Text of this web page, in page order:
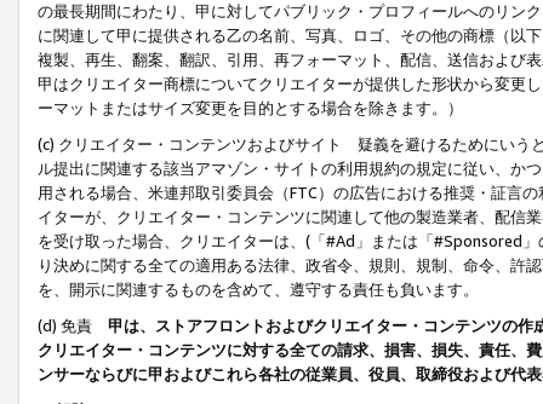
の最長期間にわたり、甲に対してパブリック・プロフィールへのリン
に関連して甲に提供される乙の名前、写真、ロゴ、その他の商標（以
複製、再生、翻案、翻訳、引用、再フォーマット、配信、送信および
甲はクリエイター商標についてクリエイターが提供した形状から変更
ーマットまたはサイズ変更を目的とする場合を除きます。）
(c) クリエイター・コンテンツおよびサイト 疑義を避けるためにいう
ル提出に関連する該当アマゾン・サイトの利用規約の規定に従い、か
用される場合、米連邦取引委員会（FTC）の広告における推奨・証言
イターが、クリエイター・コンテンツに関連して他の製造業者、配信
を受け取った場合、クリエイターは、(「#Ad」または「#Sponsored
り決めに関する全ての適用ある法律、政省令、規則、規制、命令、許
を、開示に関連するものを含めて、遵守する責任も負います。
(d) 免責 甲は、ストアフロントおよびクリエイター・コンテンツの
クリエイター・コンテンツに対する全ての請求、損害、損失、責任、
ンサーならびに甲およびこれら各社の従業員、役員、取締役および代